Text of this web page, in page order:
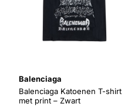
Balenciaga
Balenciaga Katoenen T-shirt
met print – Zwart